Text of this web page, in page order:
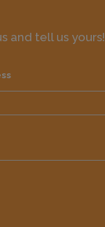
and tell us yours!